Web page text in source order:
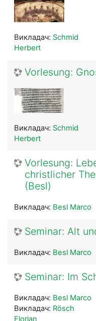
Викладач: Schmid
Herbert
Vorlesung:
Викладач: Schmid
Herbert
Vorlesung:
christlicher
(Besl)
Викладач: Besl Marco
Seminar: Alt
Викладач: Besl Marco
Seminar: Im
Викладач: Besl Marco
Викладач: Rösch
Florian